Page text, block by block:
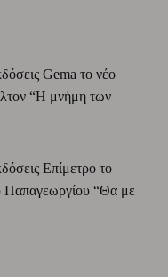
Gema το νέο
“Η μνήμη των
Επίμετρο το
Παπαγεωργίου “Θα με